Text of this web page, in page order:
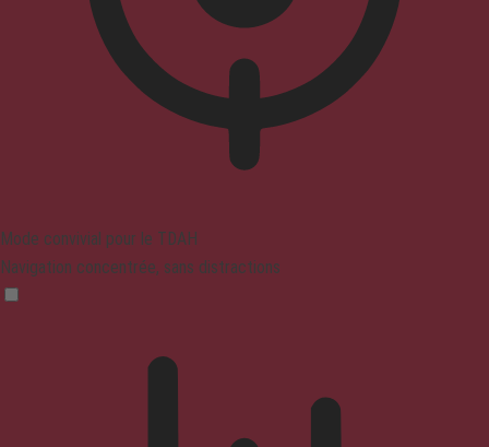
Mode convivial pour le TDAH
Navigation concentrée, sans distractions